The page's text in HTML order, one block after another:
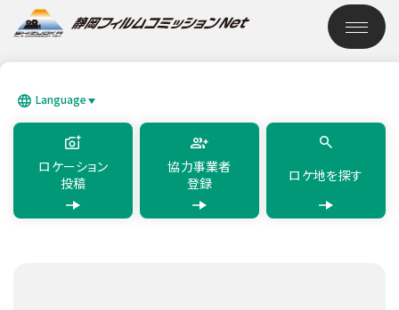
Language
日本語 English 简体中文 繁體中文 한국어 แบบไทย
ロケーション
投稿
協力事業者
登録
ロケ地を探す
ロケーション検索
SEARCH